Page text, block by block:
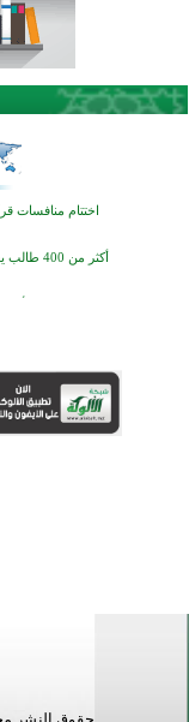
اختتام الدورة
تيسليتش تختتم
اختتام منافسات
أكثر من 400 طالب يشاركون في مسابقة المعلومات الإسلامية بأستراليا
افتتاح تاريخي
أكبر مشروع إسلامي في
اختتام منافسات